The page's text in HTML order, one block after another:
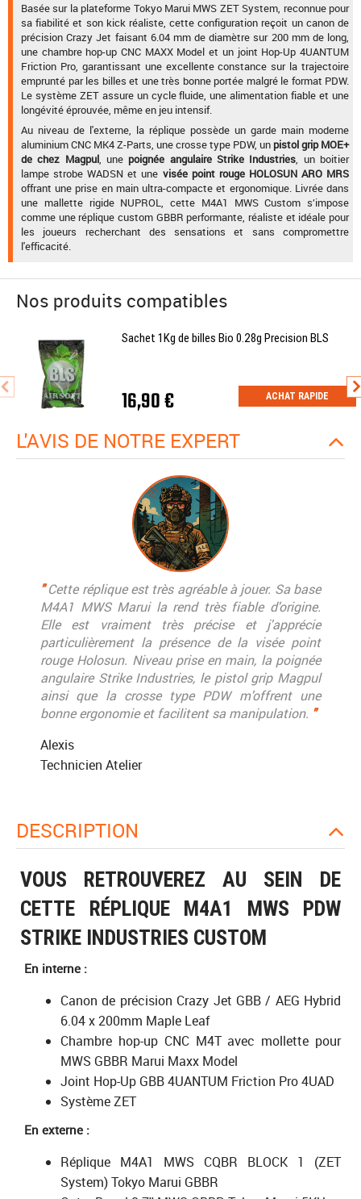
Basée sur la plateforme Tokyo Marui MWS ZET System, reconnue pour
sa fiabilité et son kick réaliste, cette configuration reçoit un canon de
précision Crazy Jet faisant 6.04 mm de diamètre sur 200 mm de long,
une chambre hop-up CNC MAXX Model et un joint Hop-Up 4UANTUM
Friction Pro, garantissant une excellente constance sur la trajectoire
emprunté par les billes et une très bonne portée malgré le format PDW.
Le système ZET assure un cycle fluide, une alimentation fiable et une
longévité éprouvée, même en jeu intensif.
Au niveau de l'externe, la réplique possède un garde main moderne
aluminium CNC MK4 Z-Parts, une crosse type PDW, un pistol grip MOE+
de chez Magpul, une poignée angulaire Strike Industries, un boitier
lampe strobe WADSN et une visée point rouge HOLOSUN ARO MRS
offrant une prise en main ultra-compacte et ergonomique. Livrée dans
une mallette rigide NUPROL, cette M4A1 MWS Custom s’impose
comme une réplique custom GBBR performante, réaliste et idéale pour
les joueurs recherchant des sensations et sans compromettre
l'efficacité.
Nos produits compatibles
Sachet 1Kg de billes Bio 0.28g Precision BLS
16,90 € ACHAT RAPIDE
L'AVIS DE NOTRE EXPERT
"Cette réplique est très agréable à jouer. Sa base
M4A1 MWS Marui la rend très fiable d'origine.
Elle est vraiment très précise et j'apprécie
particulièrement la présence de la visée point
rouge Holosun. Niveau prise en main, la poignée
angulaire Strike Industries, le pistol grip Magpul
ainsi que la crosse type PDW m'offrent une
bonne ergonomie et facilitent sa manipulation. "
Alexis
Technicien Atelier
DESCRIPTION
VOUS RETROUVEREZ AU SEIN DE
CETTE RÉPLIQUE M4A1 MWS PDW
STRIKE INDUSTRIES CUSTOM
En interne :
Canon de précision Crazy Jet GBB / AEG Hybrid
6.04 x 200mm Maple Leaf
Chambre hop-up CNC M4T avec mollette pour
MWS GBBR Marui Maxx Model
Joint Hop-Up GBB 4UANTUM Friction Pro 4UAD
Système ZET
En externe :
Réplique M4A1 MWS CQBR BLOCK 1 (ZET
System) Tokyo Marui GBBR